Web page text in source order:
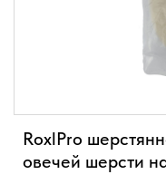
RoxlPro
овечей шерсти